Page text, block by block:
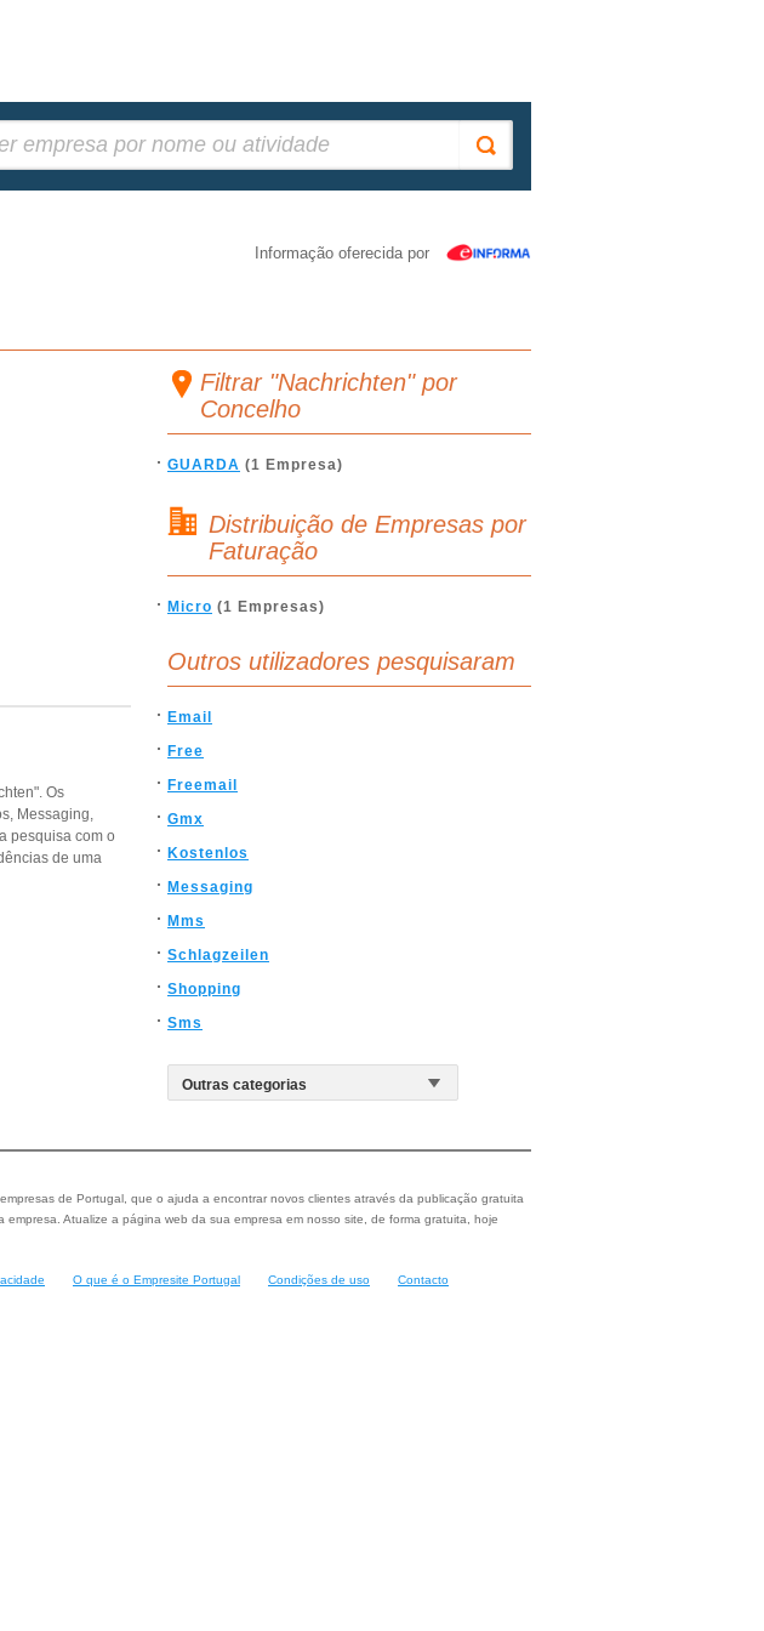
Informação oferecida por
Os
Messaging,
pesquisa com o
de uma
Filtrar "Nachrichten" por
Concelho
GUARDA (1 Empresa)
Distribuição de Empresas por
Faturação
Micro (1 Empresas)
Outros utilizadores pesquisaram
Email
Free
Freemail
Gmx
Kostenlos
Messaging
Mms
Schlagzeilen
Shopping
Sms
de Portugal, que o ajuda a encontrar novos clientes através da publicação gratuita
Atualize a página web da sua empresa em nosso site, de forma gratuita, hoje
O que é o Empresite Portugal Condições de uso Contacto